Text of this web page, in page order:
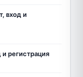
вход и
регистрация